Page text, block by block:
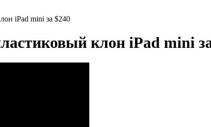
iPad mini за $240
клон iPad mini